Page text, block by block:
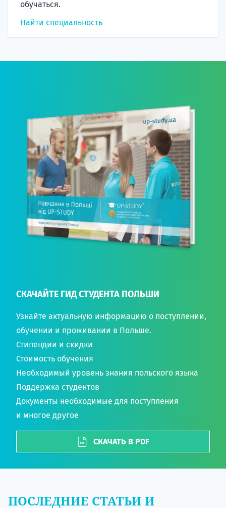
обучаться.
Найти специальность
СКАЧАЙТЕ ГИД СТУДЕНТА ПОЛЬШИ
Узнайте актуальную информацию о поступлении,
обучении и проживании в Польше.
Стипендии и скидки
Стоимость обучения
Необходимый уровень знания польского языка
Поддержка студентов
Документы необходимые для поступления
и многое другое
СКАЧАТЬ В PDF
ПОСЛЕДНИЕ СТАТЬИ И